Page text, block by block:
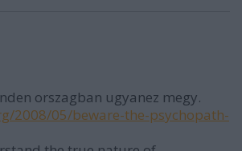
orszagban ugyanez megy.
2008/05/beware-the-psychopath-